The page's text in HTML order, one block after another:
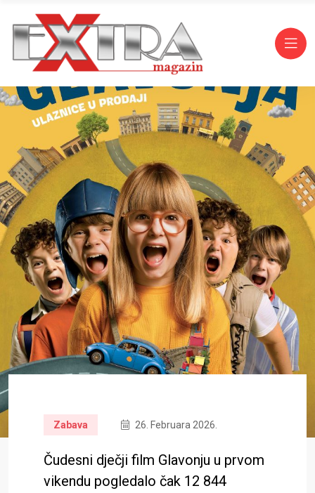
Zabava 26. Februara 2026.
Čudesni dječji film Glavonju u prvom
vikendu pogledalo čak 12 844